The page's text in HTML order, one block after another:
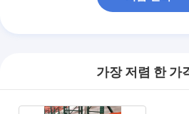
가장 저렴 한 가